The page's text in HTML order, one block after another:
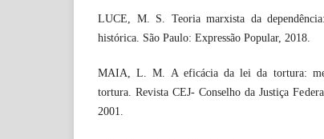
LUCE, M. S. Teoria marxista da
histórica. São Paulo: Expressão Popular, 2018.
MAIA, L. M. A eficácia da lei da tortura:
tortura. Revista CEJ- Conselho da Justiça
2001.